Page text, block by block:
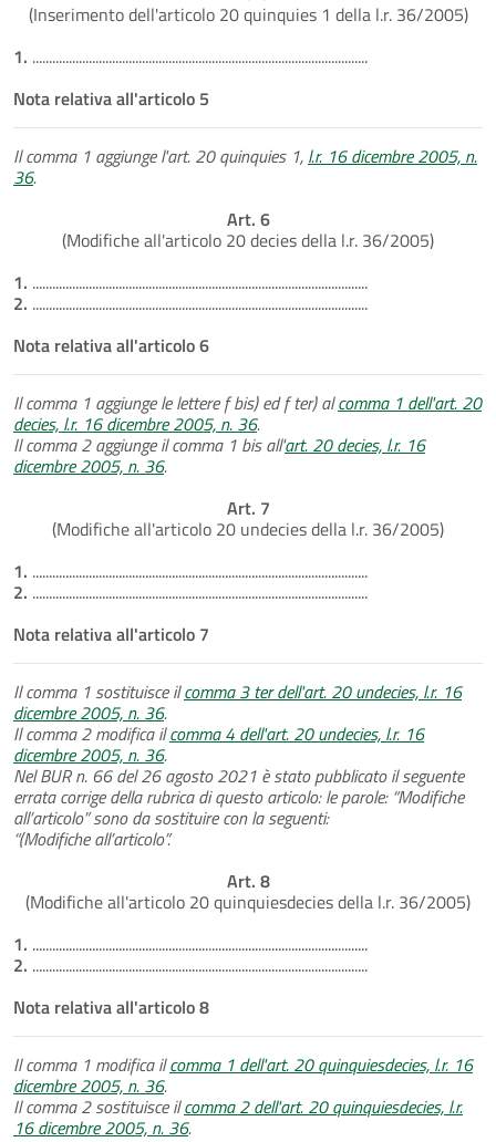
(Inserimento dell'articolo 20 quinquies 1 della l.r. 36/2005)
1. .....................................................................................................
Nota relativa all'articolo 5
Il comma 1 aggiunge l'art. 20 quinquies 1, l.r. 16 dicembre 2005, n.
36.
Art. 6
(Modifiche all'articolo 20 decies della l.r. 36/2005)
1. .....................................................................................................
2. .....................................................................................................
Nota relativa all'articolo 6
Il comma 1 aggiunge le lettere f bis) ed f ter) alcomma 1 dell'art. 20
decies, l.r. 16 dicembre 2005, n. 36.
Il comma 2 aggiunge il comma 1 bis all'art. 20 decies, l.r. 16
dicembre 2005, n. 36.
Art. 7
(Modifiche all'articolo 20 undecies della l.r. 36/2005)
1. .....................................................................................................
2. .....................................................................................................
Nota relativa all'articolo 7
Il comma 1 sostituisce ilcomma 3 ter dell'art. 20 undecies, l.r. 16
dicembre 2005, n. 36.
Il comma 2 modifica ilcomma 4 dell'art. 20 undecies, l.r. 16
dicembre 2005, n. 36.
Nel BUR n. 66 del 26 agosto 2021 è stato pubblicato il seguente
errata corrige della rubrica di questo articolo: le parole: “Modifiche
all’articolo” sono da sostituire con la seguenti:
“(Modifiche all’articolo”.
Art. 8
(Modifiche all'articolo 20 quinquiesdecies della l.r. 36/2005)
1. .....................................................................................................
2. .....................................................................................................
Nota relativa all'articolo 8
Il comma 1 modifica ilcomma 1 dell'art. 20 quinquiesdecies, l.r. 16
dicembre 2005, n. 36.
Il comma 2 sostituisce ilcomma 2 dell'art. 20 quinquiesdecies, l.r.
16 dicembre 2005, n. 36.